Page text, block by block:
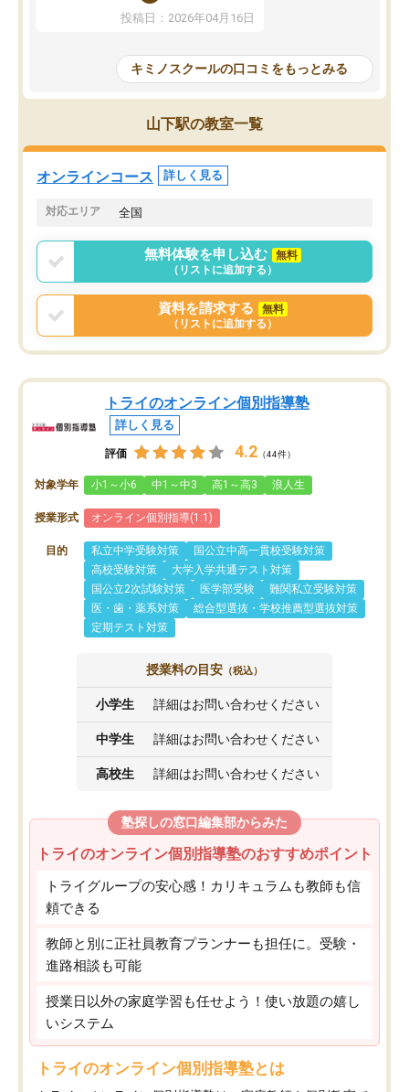
を詰め込むのではなく、自学自習の習
慣が身につくよう並走してくれるの
はなくなりました。
講師の方との距離も近く、親身なコー
チングのおかげで、停滞期もモチベー
ションを維持できました。「やらされ
る勉強」から「目標のための勉強」へ
意識が変わったことが、目標校への合
投稿日：2026年04月16日
の仕方をコーチングして
ルなので、家での学習習
身につきました。結果と
た。自分から学ぶ姿勢を
キミノスクールの口コミをもっとみる
山下駅の教室一覧
オンラインコース 詳しく見る
対応エリア 全国
無料体験を申し込む
無料
（リストに追加する）
資料を請求する
無料
（リストに追加する）
トライのオンライン個別指導塾
詳しく見る
評価 4.2 （44件）
対象学年 小1～小6 中1～中3 高1～高3 浪人生
授業形式 オンライン個別指導(1:1)
目的 私立中学受験対策
国公立中高一貫校受験対策
高校受験対策
大学入学共通テスト対策
国公立2次試験対策
医学部受験
難関私立受験対策
医・歯・薬系対策
総合型選抜・学校推薦型選抜対策
定期テスト対策
授業料の目安 （税込）
小学生 詳細はお問い合わせください
中学生 詳細はお問い合わせください
高校生 詳細はお問い合わせください
塾探しの窓口編集部からみた
トライのオンライン個別指導塾のおすすめポイント
トライグループの安心感！カリキュラムも教師も信
頼できる
教師と別に正社員教育プランナーも担任に。受験・
進路相談も可能
授業日以外の家庭学習も任せよう！使い放題の嬉し
いシステム
トライのオンライン個別指導塾とは